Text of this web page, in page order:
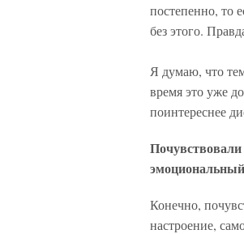
постепенно, то
без этого.
Я думаю, что
время это уже
поинтереснее
Конечно,
настроение,